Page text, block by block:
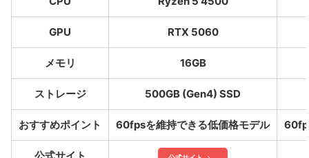
GPU RTX 5060
メモリ 16GB
ストレージ 500GB (Gen4) SSD
おすすめポイント 60fpsを維持できる低価格モデル